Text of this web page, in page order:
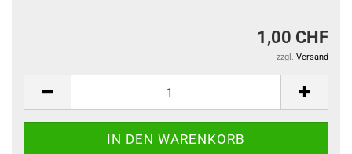
1,00 CHF
zzgl. Versand